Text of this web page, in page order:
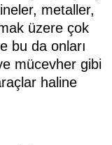
metaller,
üzere çok
bu da onları
mücevher gibi
haline